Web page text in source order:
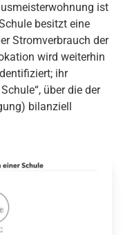
ist
besitzt eine
Stromverbrauch der
wird weiterhin
ihr
über die der
bilanziell